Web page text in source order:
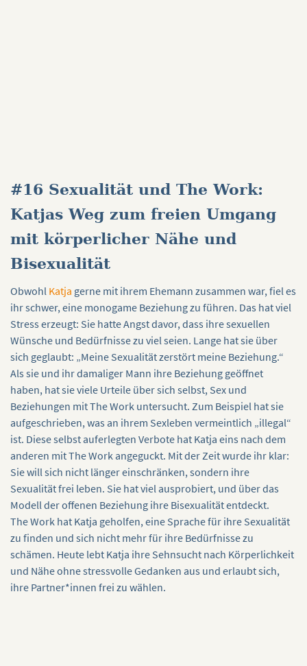
#16 Sexualität und The Work:
Katjas Weg zum freien Umgang
mit körperlicher Nähe und
Bisexualität
Obwohl Katja gerne mit ihrem Ehemann zusammen war, fiel es
ihr schwer, eine monogame Beziehung zu führen. Das hat viel
Stress erzeugt: Sie hatte Angst davor, dass ihre sexuellen
Wünsche und Bedürfnisse zu viel seien. Lange hat sie über
sich geglaubt: „Meine Sexualität zerstört meine Beziehung.“
Als sie und ihr damaliger Mann ihre Beziehung geöffnet
haben, hat sie viele Urteile über sich selbst, Sex und
Beziehungen mit The Work untersucht. Zum Beispiel hat sie
aufgeschrieben, was an ihrem Sexleben vermeintlich „illegal“
ist. Diese selbst auferlegten Verbote hat Katja eins nach dem
anderen mit The Work angeguckt. Mit der Zeit wurde ihr klar:
Sie will sich nicht länger einschränken, sondern ihre
Sexualität frei leben. Sie hat viel ausprobiert, und über das
Modell der offenen Beziehung ihre Bisexualität entdeckt.
The Work hat Katja geholfen, eine Sprache für ihre Sexualität
zu finden und sich nicht mehr für ihre Bedürfnisse zu
schämen. Heute lebt Katja ihre Sehnsucht nach Körperlichkeit
und Nähe ohne stressvolle Gedanken aus und erlaubt sich,
ihre Partner*innen frei zu wählen.